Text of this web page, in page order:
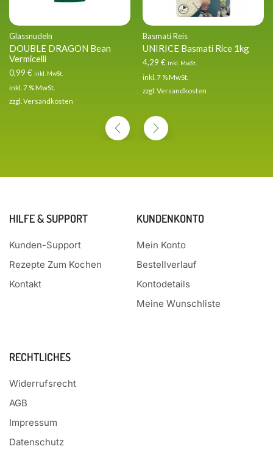
Glassnudeln
DOUBLE DRAGON Bean
Vermicelli
0,99 € inkl. MwSt.
inkl. 7 % MwSt.
zzgl. Versandkosten
Basmati Reis
UNIRICE Basmati Rice 1kg
4,29 € inkl. MwSt.
inkl. 7 % MwSt.
zzgl. Versandkosten
HILFE & SUPPORT
Kunden-Support
Rezepte Zum Kochen
Kontakt
KUNDENKONTO
Mein Konto
Bestellverlauf
Kontodetails
Meine Wunschliste
RECHTLICHES
Widerrufsrecht
AGB
Impressum
Datenschutz